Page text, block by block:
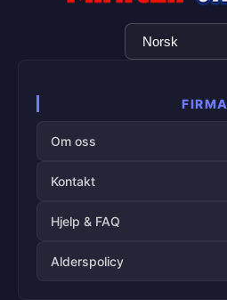
Språkvalg
FIRMA
Om oss
Kontakt
Hjelp & FAQ
Alderspolicy